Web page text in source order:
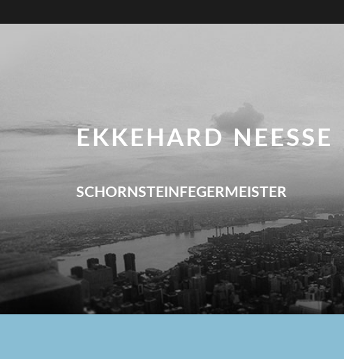
EKKEHARD NEESSE
SCHORNSTEINFEGERMEISTER